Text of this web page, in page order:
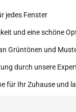
jedes Fenster
und eine schöne
Grüntönen und
durch unsere
für Ihr Zuhause und